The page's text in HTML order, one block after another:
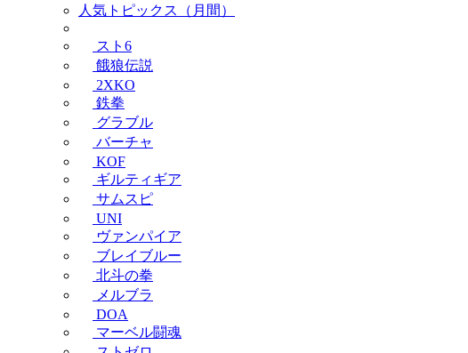
人気トピックス（月間）
スト6
餓狼伝説
2XKO
鉄拳
グラブル
バーチャ
KOF
ギルティギア
サムスピ
UNI
ヴァンパイア
ブレイブルー
北斗の拳
メルブラ
DOA
マーベル闘魂